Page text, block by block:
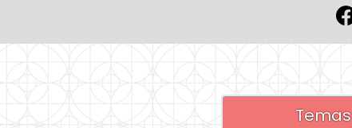
Temas